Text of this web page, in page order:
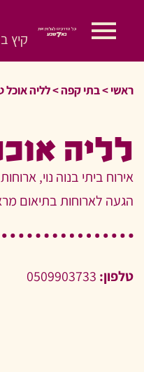
קיץ
ראשי>
>לליה אוכל
לליה
אירוח ביתי בנוה נוי,
הגעה לארוחות בתיאום
טלפון: